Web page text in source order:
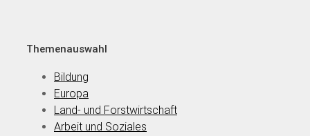
Themenauswahl
Bildung
Europa
Land- und Forstwirtschaft
Arbeit und Soziales